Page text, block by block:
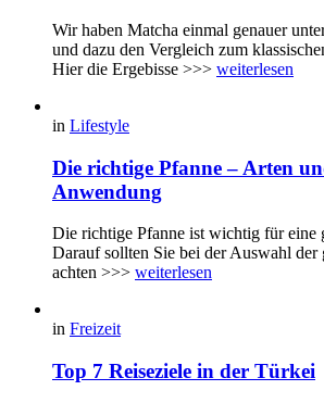
Wir haben Matcha einmal genauer
und dazu den Vergleich zum
Hier die Ergebisse >>> weiterlesen
in Lifestyle
Die richtige Pfanne – Arten
Anwendung
Die richtige Pfanne ist wichtig für eine
Darauf sollten Sie bei der Auswahl der
achten >>> weiterlesen
in Freizeit
Top 7 Reiseziele in der Türkei